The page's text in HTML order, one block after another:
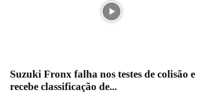
Suzuki Fronx falha nos testes de colisão e
recebe classificação de...